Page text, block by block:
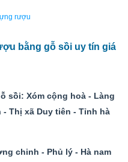
rượu
bằng gỗ sồi uy tín giá
sồi: Xóm cộng hoà - Làng
Thị xã Duy tiên - Tỉnh hà
chinh - Phủ lý - Hà nam